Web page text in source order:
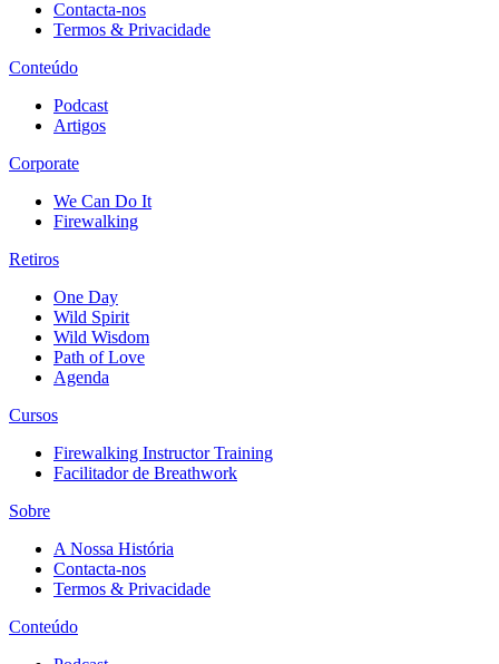
Contacta-nos
Termos & Privacidade
Conteúdo
Podcast
Artigos
Corporate
We Can Do It
Firewalking
Retiros
One Day
Wild Spirit
Wild Wisdom
Path of Love
Agenda
Cursos
Firewalking Instructor Training
Facilitador de Breathwork
Sobre
A Nossa História
Contacta-nos
Termos & Privacidade
Conteúdo